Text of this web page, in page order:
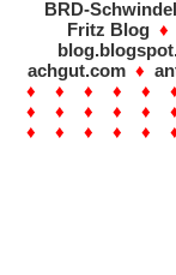
BRD-Schwindel
Fritz Blog♦
achgut.com ♦
♦ ♦ ♦ ♦ ♦
♦ ♦ ♦ ♦ ♦
♦ ♦ ♦ ♦ ♦